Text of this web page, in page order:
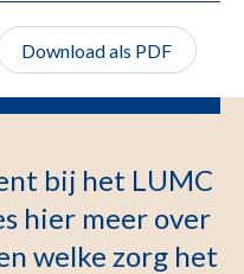
Download als PDF
bij het LUMC
hier meer over
welke zorg het